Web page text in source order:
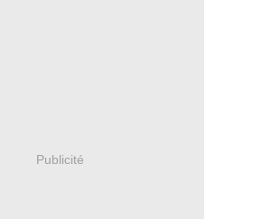
Publicité